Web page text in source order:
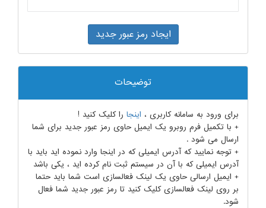
توضیحات
برای ورود به سامانه کاربری ،اینجارا کلیک کنید !
+ با تکمیل فرم روبرو یک ایمیل حاوی رمز عبور جدید برای شما
ارسال می شود .
+ توجه نمایید که آدرس ایمیلی که در اینجا وارد نموده اید باید با
آدرس ایمیلی که با آن در سیستم ثبت نام کرده اید ، یکی باشد
+ ایمیل ارسالی حاوی یک لینک فعالسازی است شما باید حتما
بر روی لینک فعالسازی کلیک کنید تا رمز عبور جدید شما فعال
شود.